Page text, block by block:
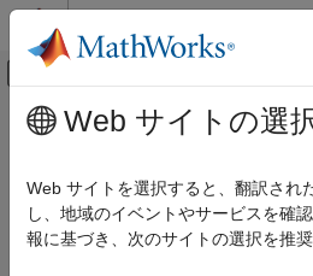
コンテンツへスキップ
オフキャンバス ナ
ドキュメンテーションのホーム
Aerospace Toolbox
環境モデル
メインコンテンツ
このページは機械翻訳を使用して
wrldmagm
Web サイトの選
Web サイトを選択すると、翻訳され
し、地域のイベントやサービスを確
報に基づき、次のサイトの選択を推